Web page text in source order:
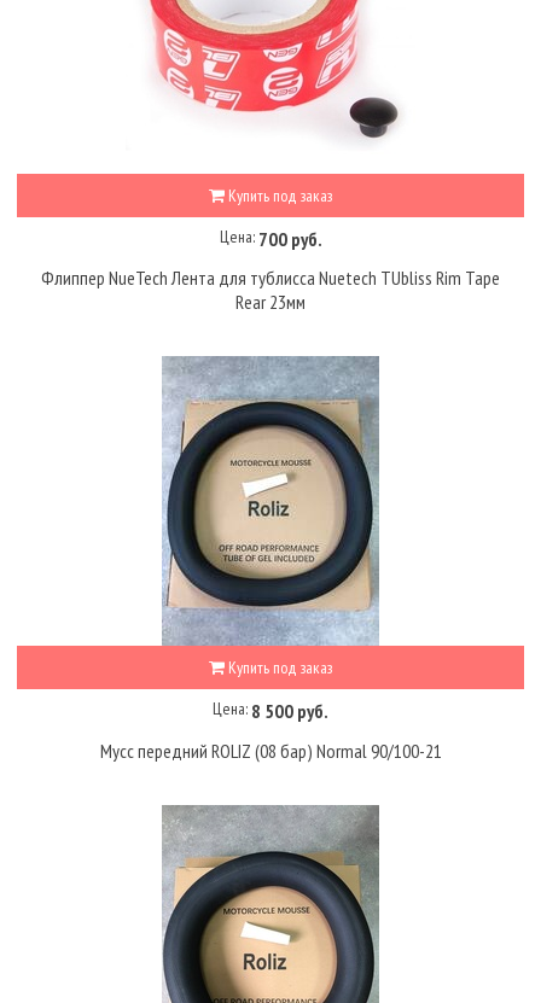
Купить под заказ
Цена: 700 руб.
Флиппер NueTech Лента для тублисса Nuetech TUbliss Rim Tape
Rеаr 23мм
Купить под заказ
Цена: 8 500 руб.
Мусс передний ROLIZ (08 бар) Normal 90/100-21